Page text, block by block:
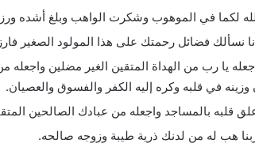
لكما في الموهوب وشكرت الواهب وبلغ أشده
نسألك فضائل رحمتك على هذا المولود الصغير
يا رب من الهداة المتقين الغير مضلين واجعله
وزينه في قلبه وكره إليه الكفر والفسوق والعصيان.
قلبه بالمساجد واجعله من عبادك الصالحين
هب له من لدنك ذرية طيبة وزوجه صالحه.